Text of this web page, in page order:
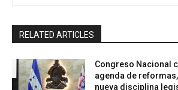
RELATED ARTICLES
Congreso Nacional
agenda de
nueva disciplina